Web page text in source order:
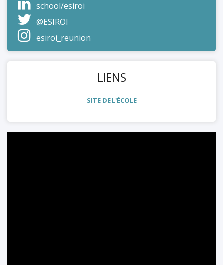
Ces spécialités répondent aux besoins et aux
opportunités de développement de La Réunion, en
mettant l'accent sur les domaines clés de
l'agroalimentaire, du bâtiment et de l'énergie, ainsi
L'ESIROI s'engage à former des ingénieurs
compétents et qualifiés, prêts à relever les défis de
school/esiroi
@ESIROI
esiroi_reunion
LIENS
SITE DE L'ÉCOLE